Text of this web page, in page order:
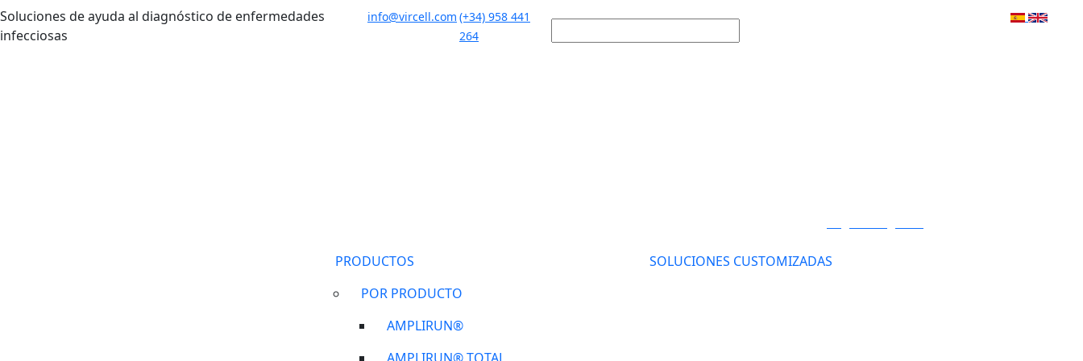
Pasar al contenido principal
Soluciones de ayuda al diagnóstico de enfermedades
infecciosas
info@vircell.com (+34) 958 441
264
PRODUCTOS
POR PRODUCTO
AMPLIRUN®
SOLUCIONES CUSTOMIZADAS